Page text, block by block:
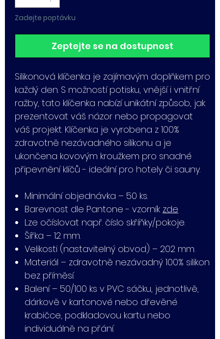
Zadejte poptávku
Zeptejte se na dostupnost
Silikonová klíčenka je zajímavým doplňkem pro
každý den. S možností potisku, vnější i vnitřní
ražby, tato klíčenka nabízí unikátní způsob, jak
prezentovat váš názor nebo propagovat
váš projekt. Klíčenka je vyrobena z 100%
zdravotně nezávadného silikonu a je
ukončena kovovým kroužkem pro snadné
připevnění klíčů - ideální pro hotely či sauny.
Minimální objednávka – 50 ks.
Barevnost dle Pantone - vzorník zde
Lze očíslovat např. číslo skříňky/pokoje.
Šířka – 12 mm.
Velikosti (nastavitelný obvod) – 202 mm.
Materiál – zdravotně nezávadný 100% silikon
bez příměsí.
Balení – 50/100 ks v PVC sáčku, jednotlivě,
dárkově v kartonové nebo dřevěné
krabičce, podkladovou kartu nebo
individuálně na přání.